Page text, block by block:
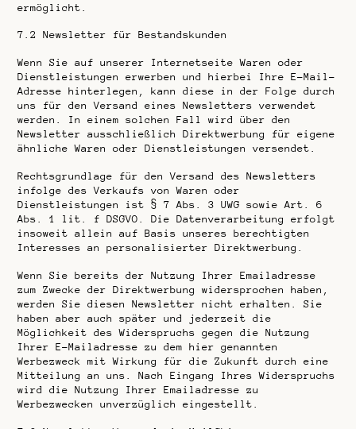
ermöglicht.
7.2 Newsletter für Bestandskunden
Wenn Sie auf unserer Internetseite Waren oder
Dienstleistungen erwerben und hierbei Ihre E-Mail-
Adresse hinterlegen, kann diese in der Folge durch
uns für den Versand eines Newsletters verwendet
werden. In einem solchen Fall wird über den
Newsletter ausschließlich Direktwerbung für eigene
ähnliche Waren oder Dienstleistungen versendet.
Rechtsgrundlage für den Versand des Newsletters
infolge des Verkaufs von Waren oder
Dienstleistungen ist § 7 Abs. 3 UWG sowie Art. 6
Abs. 1 lit. f DSGVO. Die Datenverarbeitung erfolgt
insoweit allein auf Basis unseres berechtigten
Interesses an personalisierter Direktwerbung.
Wenn Sie bereits der Nutzung Ihrer Emailadresse
zum Zwecke der Direktwerbung widersprochen haben,
werden Sie diesen Newsletter nicht erhalten. Sie
haben aber auch später und jederzeit die
Möglichkeit des Widerspruchs gegen die Nutzung
Ihrer E-Mailadresse zu dem hier genannten
Werbezweck mit Wirkung für die Zukunft durch eine
Mitteilung an uns. Nach Eingang Ihres Widerspruchs
wird die Nutzung Ihrer Emailadresse zu
Werbezwecken unverzüglich eingestellt.